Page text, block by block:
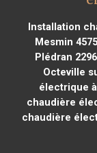
Installation
Mesmin
Plédran
Octeville
électrique
chaudière
chaudière